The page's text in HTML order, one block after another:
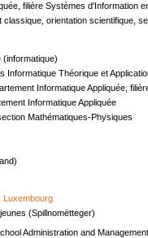
filière Systèmes d'Information
orientation scientifique,
(informatique)
Informatique Théorique et
Informatique Appliquée,
Informatique Appliquée
Mathématiques-Physiques
Luxembourg
(Spillnomëtteger)
Administration and